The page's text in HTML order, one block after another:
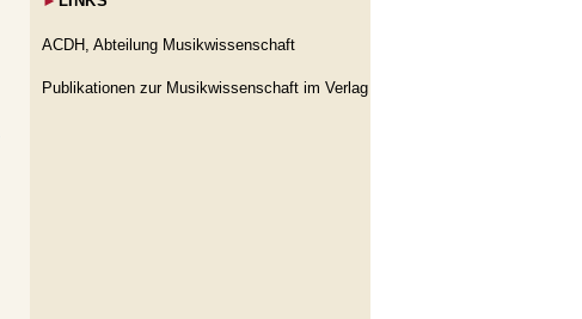
ACDH, Abteilung Musikwissenschaft
Publikationen zur Musikwissenschaft im Verlag